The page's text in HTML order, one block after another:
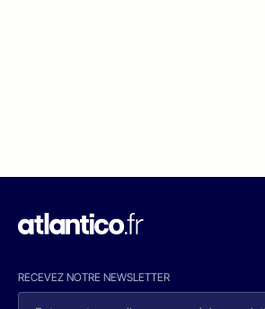
RECEVEZ NOTRE NEWSLETTER